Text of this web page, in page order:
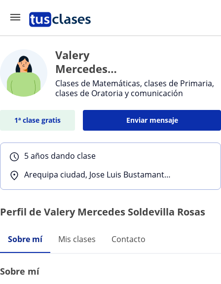
Valery
Mercedes
Soldevilla
Rosas
Clases de Matemáticas, clases de Primaria,
clases de Oratoria y comunicación
1ª clase gratis Enviar mensaje
5 años dando clase
Arequipa ciudad, Jose Luis Bustamante Y Rivero, Yanahuara, Sachaca, Cerro Colorado
Perfil de Valery Mercedes Soldevilla Rosas
Sobre mí Mis clases Contacto
Sobre mí